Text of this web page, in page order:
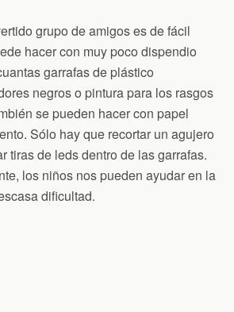
grupo de amigos es de fácil
hacer con muy poco dispendio
garrafas de plástico
negros o pintura para los rasgos
se pueden hacer con papel
Sólo hay que recortar un agujero
tiras de leds dentro de las garrafas.
los niños nos pueden ayudar en la
dificultad.